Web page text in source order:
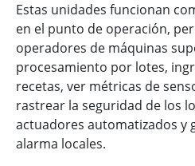
Estas unidades funcionan
en el punto de operación,
operadores de máquinas
procesamiento por lotes,
recetas, ver métricas de
rastrear la seguridad de los
actuadores automatizados y
alarma locales.